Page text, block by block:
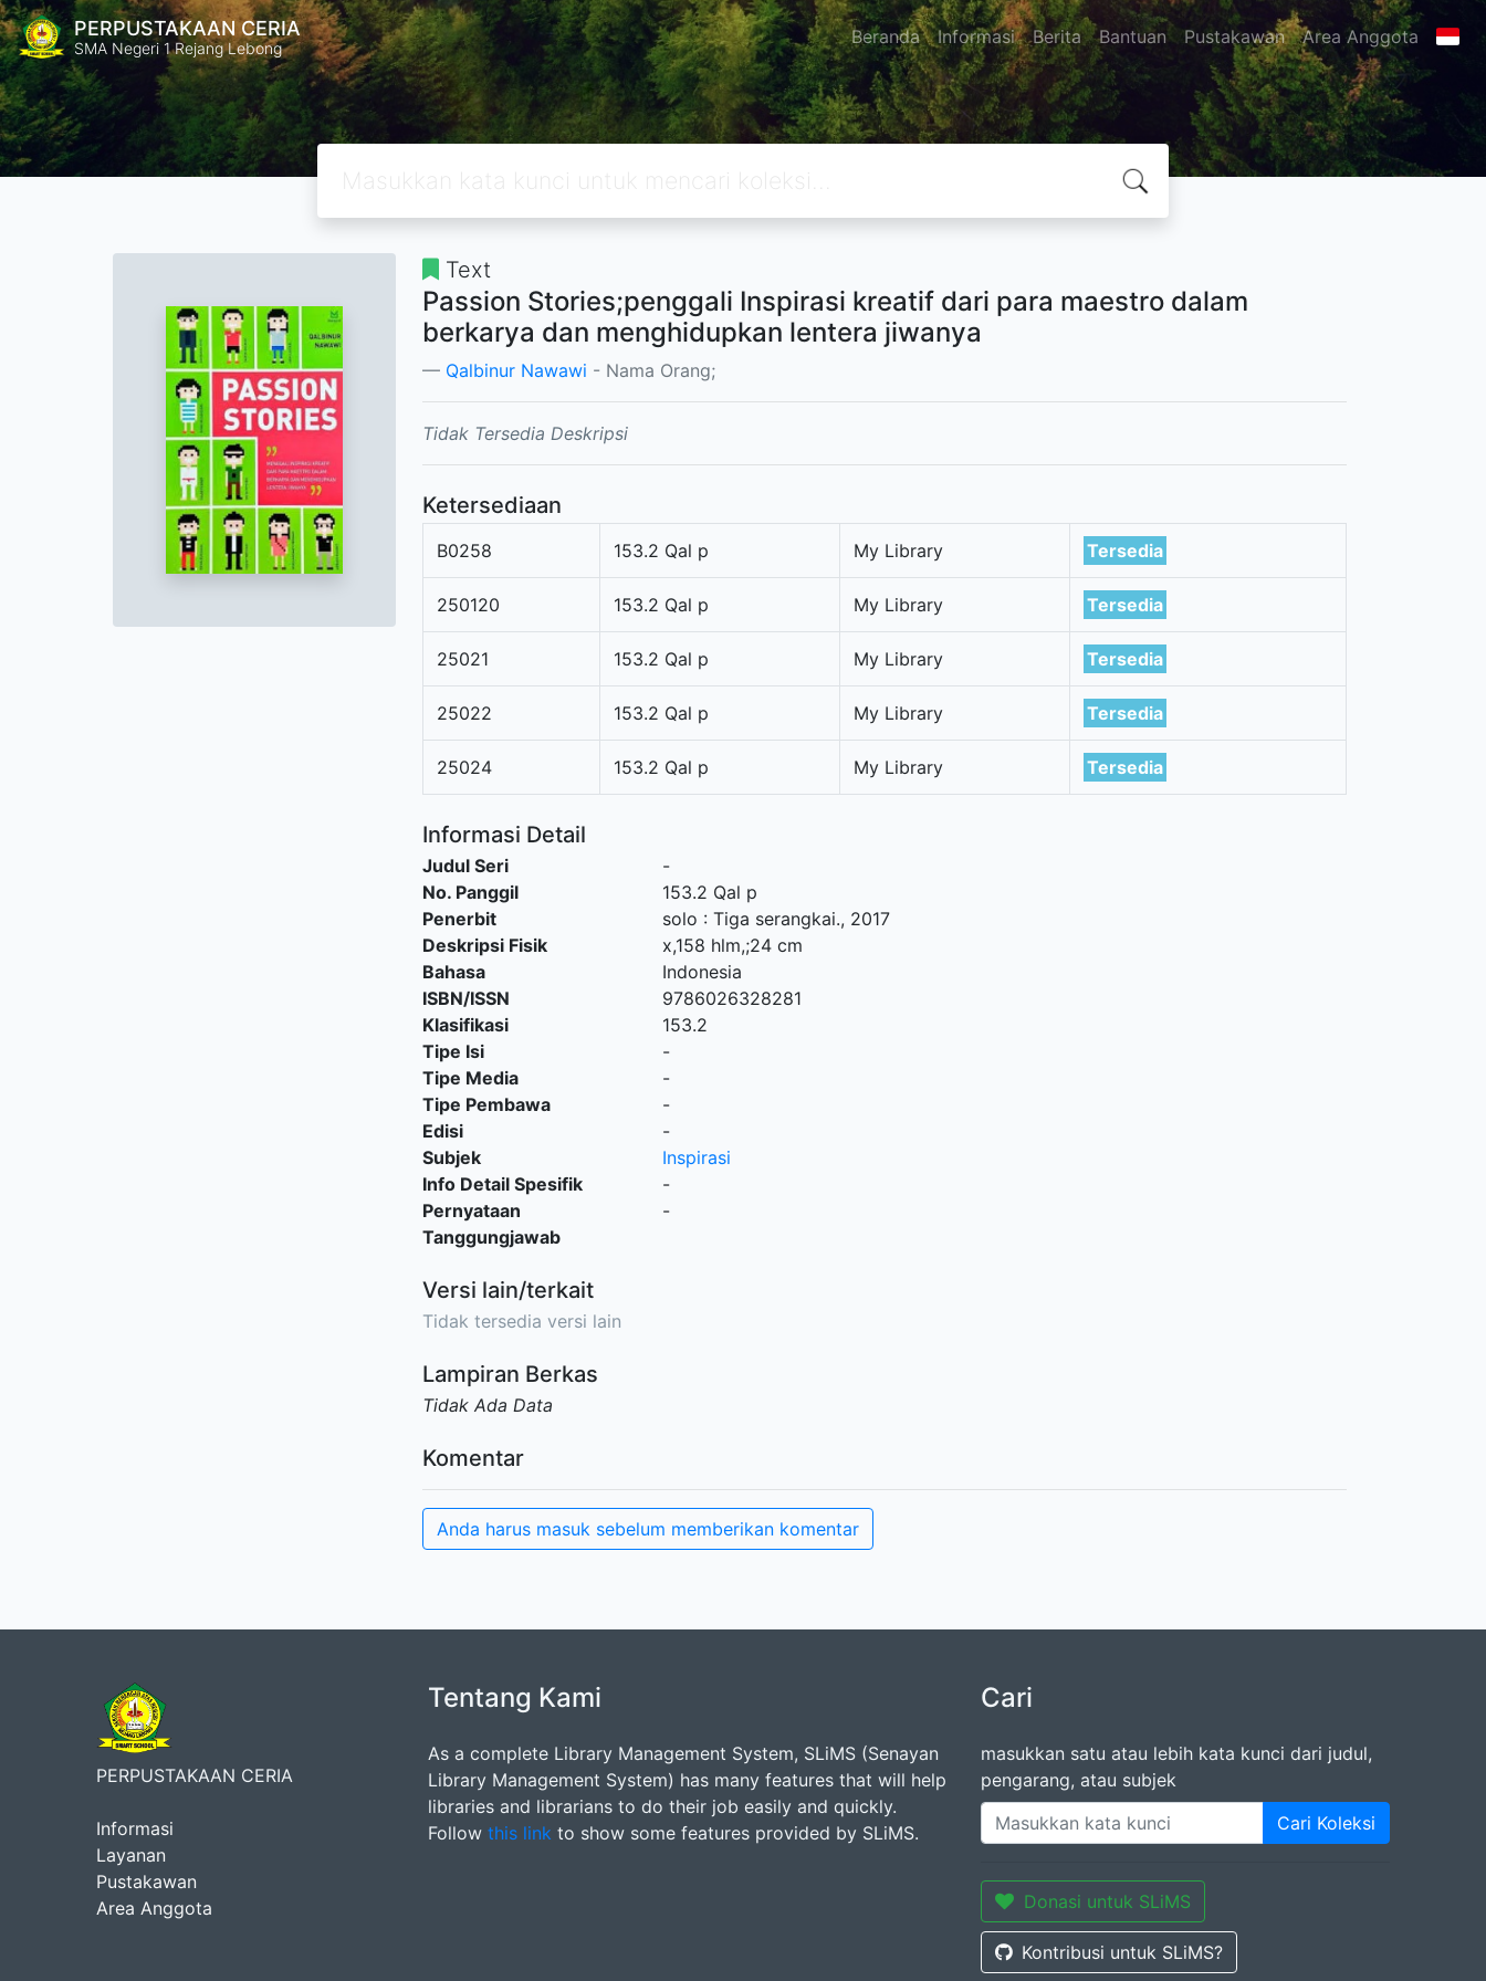
PERPUSTAKAAN CERIA
SMA Negeri 1 Rejang Lebong Beranda Informasi Berita Bantuan Pustakawan Area Anggota
Text
Passion Stories;penggali Inspirasi kreatif dari para maestro dalam
berkarya dan menghidupkan lentera jiwanya
Qalbinur Nawawi - Nama Orang;
Tidak Tersedia Deskripsi
Ketersediaan
B0258 153.2 Qal p My Library Tersedia
250120 153.2 Qal p My Library Tersedia
25021 153.2 Qal p My Library Tersedia
25022 153.2 Qal p My Library Tersedia
25024 153.2 Qal p My Library Tersedia
Informasi Detail
Judul Seri
-
No. Panggil
153.2 Qal p
Penerbit
solo : Tiga serangkai., 2017
Deskripsi Fisik
x,158 hlm,;24 cm
Bahasa
Indonesia
ISBN/ISSN
9786026328281
Klasifikasi
153.2
Tipe Isi
-
Tipe Media
-
Tipe Pembawa
-
Edisi
-
Subjek
Inspirasi
Info Detail Spesifik
-
Pernyataan
Tanggungjawab
-
Versi lain/terkait
Tidak tersedia versi lain
Lampiran Berkas
Tidak Ada Data
Komentar
Anda harus masuk sebelum memberikan komentar
PERPUSTAKAAN CERIA
Informasi
Layanan
Pustakawan
Area Anggota
Tentang Kami
As a complete Library Management System, SLiMS (Senayan
Library Management System) has many features that will help
libraries and librarians to do their job easily and quickly.
Follow this link to show some features provided by SLiMS.
Cari
masukkan satu atau lebih kata kunci dari judul,
pengarang, atau subjek
Cari Koleksi
Donasi untuk SLiMS
Kontribusi untuk SLiMS?